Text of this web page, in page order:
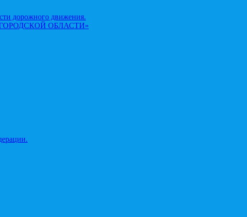
дорожного движения.
ОБЛАСТИ»